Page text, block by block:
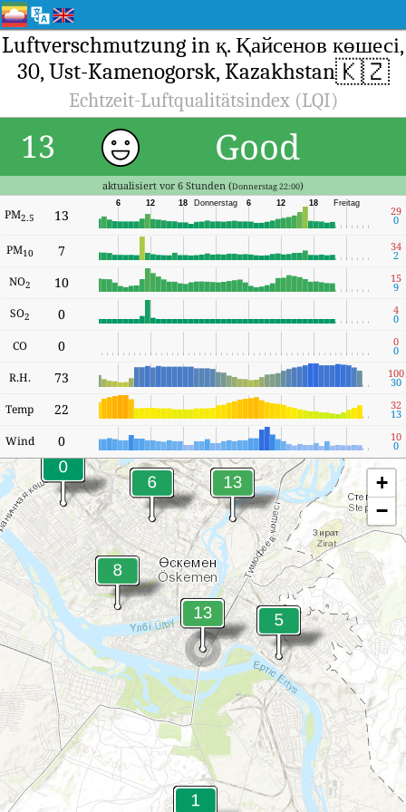
Luftverschmutzung in қ. Қайсенов көшесі,
30, Ust-Kamenogorsk, Kazakhstan🇰🇿
Echtzeit-Luftqualitätsindex (LQI)
13 Good
aktualisiert vor 6 Stunden (Donnerstag 22:00)
PM2.5 13
Freitag
18
12
6
Donnerstag
18
12
6
29
0
PM10 7 34
2
NO2 10 15
9
SO2 0 4
0
CO 0 0
0
R.H. 73 100
30
Temp 22 32
13
Wind 0 10
0
+
−